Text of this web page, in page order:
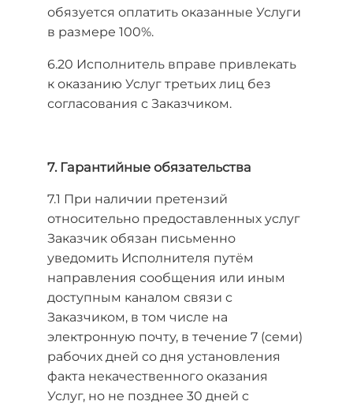
обязуется оплатить оказанные Услуги
в размере 100%.
6.20 Исполнитель вправе привлекать
к оказанию Услуг третьих лиц без
согласования с Заказчиком.
7. Гарантийные обязательства
7.1 При наличии претензий
относительно предоставленных услуг
Заказчик обязан письменно
уведомить Исполнителя путём
направления сообщения или иным
доступным каналом связи с
Заказчиком, в том числе на
электронную почту, в течение 7 (семи)
рабочих дней со дня установления
факта некачественного оказания
Услуг, но не позднее 30 дней с